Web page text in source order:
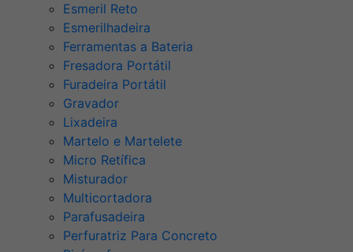
Esmeril Reto
Esmerilhadeira
Ferramentas a Bateria
Fresadora Portátil
Furadeira Portátil
Gravador
Lixadeira
Martelo e Martelete
Micro Retífica
Misturador
Multicortadora
Parafusadeira
Perfuratriz Para Concreto